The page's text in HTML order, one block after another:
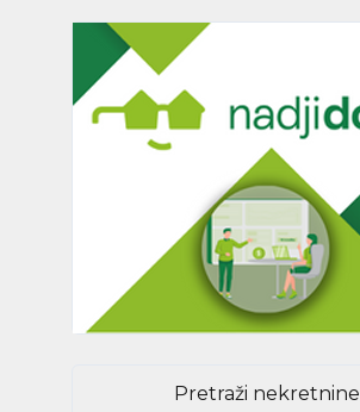
Pretraži nekretnine